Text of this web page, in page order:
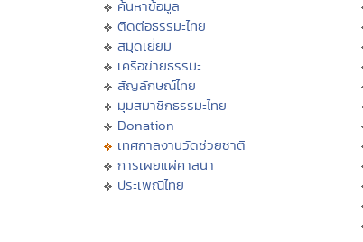
ค้นหาข้อมูล
ติดต่อธรรมะไทย
สมุดเยี่ยม
เครือข่ายธรรมะ
สัญลักษณ์ไทย
มุมสมาชิกธรรมะไทย
Donation
เทศกาลงานวัดช่วยชาติ
การเผยแผ่ศาสนา
ประเพณีไทย